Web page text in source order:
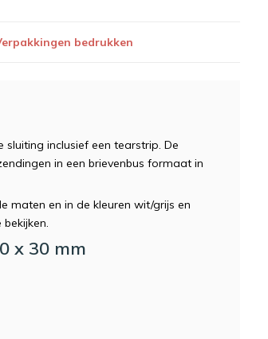
bedrukken
inclusief een tearstrip. De
in een brievenbus formaat in
maten en in de kleuren wit/grijs en
x 30 mm